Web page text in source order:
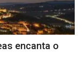
encanta o